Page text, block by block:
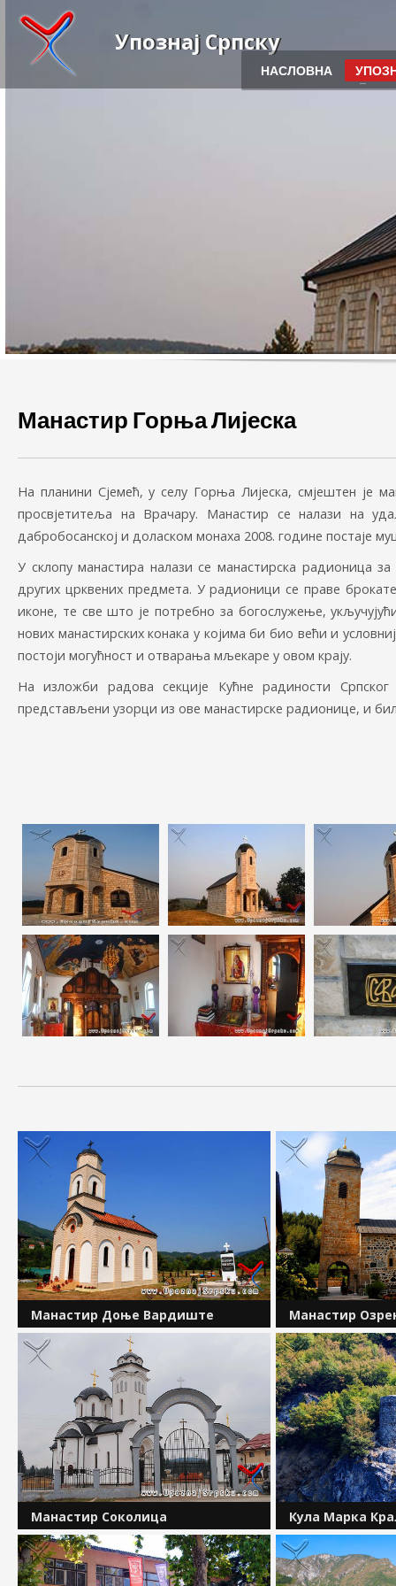
Упознај Српску
НАСЛОВНА
Манастир Горња Лијеска
На планини Сјемећ, у селу Горња Лијеска, смјештен је
просвјетитеља на Врачару. Манастир се налази на
дабробосанској и доласком монаха 2008. године постаје
У склопу манастира налази се манастирска
других црквених предмета. У радионици се праве
иконе, те све што је потребно за богослужење,
нових манастирских конака у којима би био већи и
постоји могућност и отварања мљекаре у овом крају.
На изложби радова секције Кућне радиности
представљени узорци из ове манастирске радионице, и
Манастир Доње Вардиште
Манастир Вазнесења Господњег у
Вардишту налази се осамнаест
километара источно од Вишеграда,
на граници Републике Српске са
Републиком Србијом. Смјештен је на
ушћу двије планинске ријеке,...
Манастир
Смјештен је у
обронака
протиче ријека
7 километара
насељу
половине XVI
Манастир Соколица
Манастир Соколица налази се у
источном дијелу Републике Српске,
Кула Марка
Кула Марка
јужном улазу у